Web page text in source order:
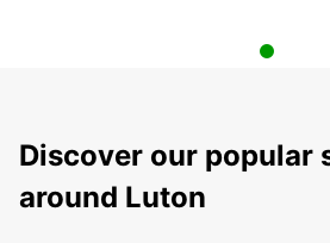
Discover our popular
around Luton